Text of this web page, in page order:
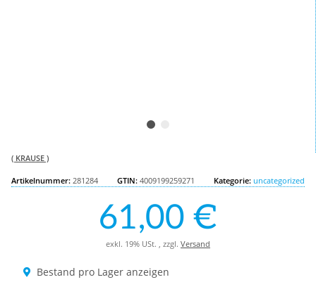
( KRAUSE )
Artikelnummer: 281284 GTIN: 4009199259271 Kategorie: uncategorized
61,00 €
exkl. 19% USt. , zzgl. Versand
Bestand pro Lager anzeigen